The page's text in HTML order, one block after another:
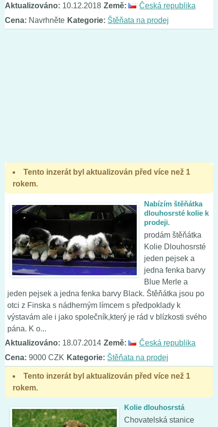
Aktualizováno: 10.12.2018 Země:
Česká republika
Cena: Navrhněte Kategorie: Štěňata na prodej
Tento inzerát byl aktualizován před více než 1
rokem.
Nabízím štěňátka
dlouhosrsté kolie k
prodeji.
prodám štěňátka
Kolie Dlouhosrsté
jeden pejsek a
jedna fenka barvy
Blue Merle a
jeden pejsek a jedna fenka barvy Black. Štěňátka jsou po
otci z Finska s nádherným límcem s předpoklady k
výstavám ale i jako společník,který je rád v blízkosti svého
pána. K o...
Aktualizováno: 18.07.2014 Země:
Česká republika
Cena: 9000 CZK Kategorie: Štěňata na prodej
Tento inzerát byl aktualizován před více než 1
rokem.
Kolie dlouhosrstá
Chovatelská stanice